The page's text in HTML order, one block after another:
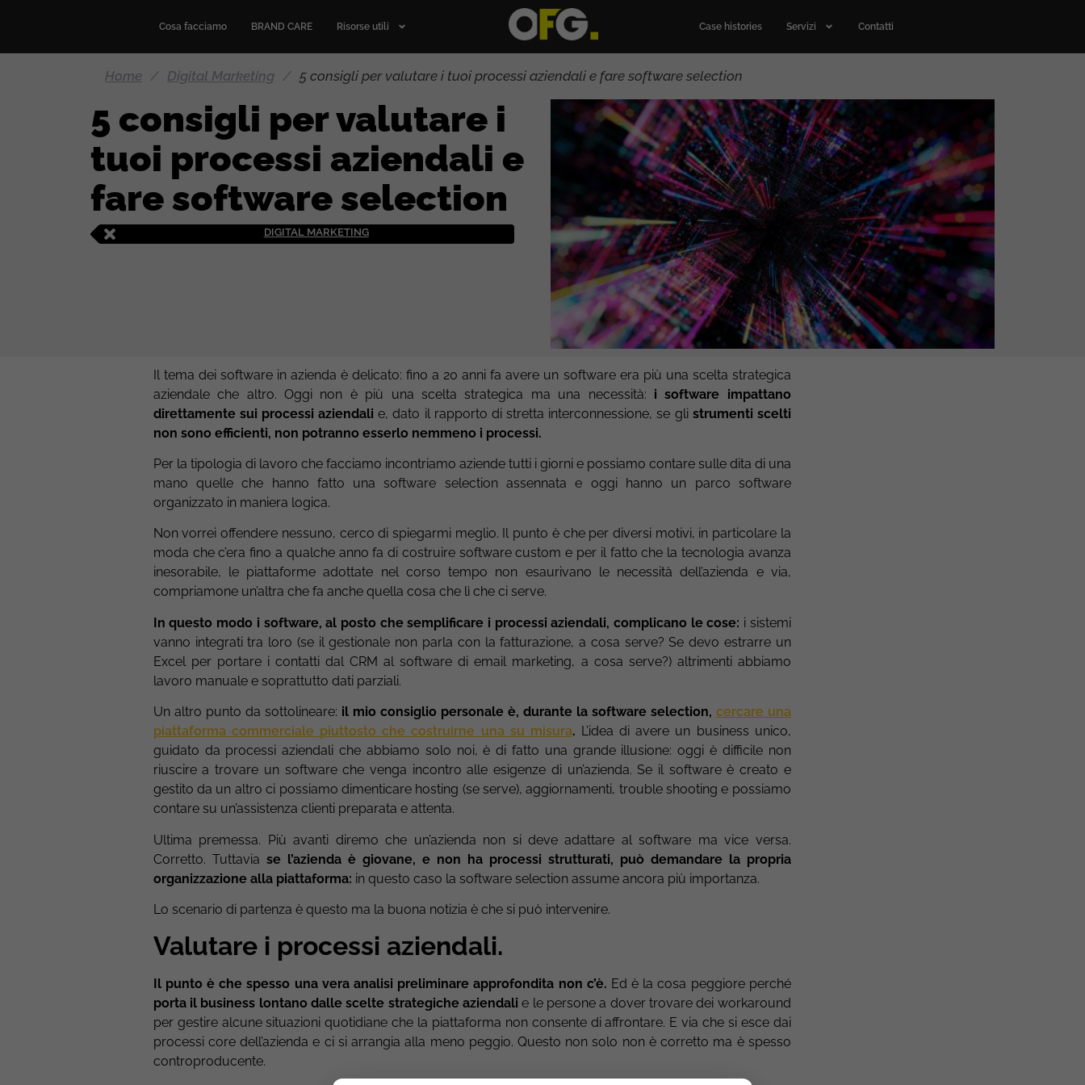
Cosa facciamo BRAND CARE Risorse utili Case histories Servizi Contatti
Home / Digital Marketing / 5 consigli per valutare i tuoi processi aziendali e fare software selection
5 consigli per valutare i
tuoi processi aziendali e
fare software selection
DIGITAL MARKETING
Il tema dei software in azienda è delicato: fino a 20 anni fa avere un software era più una scelta strategica
aziendale che altro. Oggi non è più una scelta strategica ma una necessità: i software impattano
direttamente sui processi aziendali e, dato il rapporto di stretta interconnessione, se gli strumenti scelti
non sono efficienti, non potranno esserlo nemmeno i processi.
Per la tipologia di lavoro che facciamo incontriamo aziende tutti i giorni e possiamo contare sulle dita di una
mano quelle che hanno fatto una software selection assennata e oggi hanno un parco software
organizzato in maniera logica.
Non vorrei offendere nessuno, cerco di spiegarmi meglio. Il punto è che per diversi motivi, in particolare la
moda che c’era fino a qualche anno fa di costruire software custom e per il fatto che la tecnologia avanza
inesorabile, le piattaforme adottate nel corso tempo non esaurivano le necessità dell’azienda e via,
compriamone un’altra che fa anche quella cosa che lì che ci serve.
In questo modo i software, al posto che semplificare i processi aziendali, complicano le cose: i sistemi
vanno integrati tra loro (se il gestionale non parla con la fatturazione, a cosa serve? Se devo estrarre un
Excel per portare i contatti dal CRM al software di email marketing, a cosa serve?) altrimenti abbiamo
lavoro manuale e soprattutto dati parziali.
Un altro punto da sottolineare: il mio consiglio personale è, durante la software selection, cercare una
piattaforma commerciale piuttosto che costruirne una su misura. L’idea di avere un business unico,
guidato da processi aziendali che abbiamo solo noi, è di fatto una grande illusione: oggi è difficile non
riuscire a trovare un software che venga incontro alle esigenze di un’azienda. Se il software è creato e
gestito da un altro ci possiamo dimenticare hosting (se serve), aggiornamenti, trouble shooting e possiamo
contare su un’assistenza clienti preparata e attenta.
Ultima premessa. Più avanti diremo che un’azienda non si deve adattare al software ma vice versa.
Corretto. Tuttavia se l’azienda è giovane, e non ha processi strutturati, può demandare la propria
organizzazione alla piattaforma: in questo caso la software selection assume ancora più importanza.
Lo scenario di partenza è questo ma la buona notizia è che si può intervenire.
Valutare i processi aziendali.
Il punto è che spesso una vera analisi preliminare approfondita non c’è. Ed è la cosa peggiore perché
porta il business lontano dalle scelte strategiche aziendali e le persone a dover trovare dei workaround
per gestire alcune situazioni quotidiane che la piattaforma non consente di affrontare. E via che si esce dai
processi core dell’azienda e ci si arrangia alla meno peggio. Questo non solo non è corretto ma è spesso
controproducente.